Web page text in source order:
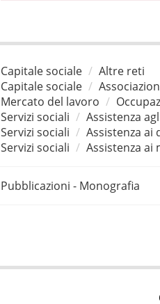
Capitale sociale
Altre reti
Capitale sociale
Mercato del lavoro
Servizi sociali
Assistenza
Servizi sociali
Assistenza ai
Servizi sociali
Assistenza ai
Pubblicazioni - Monografia